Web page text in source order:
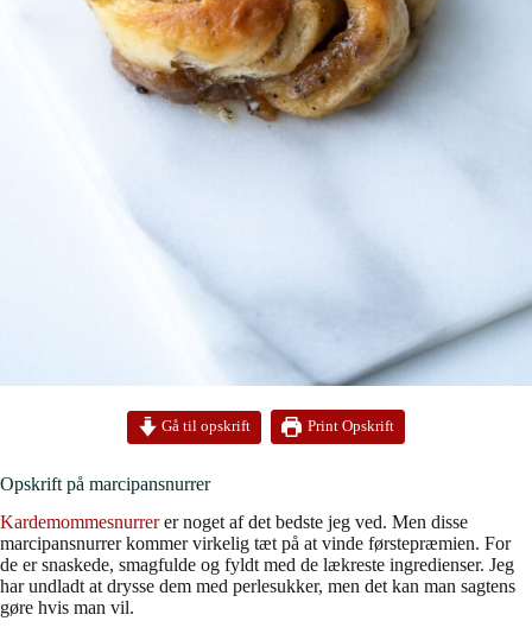
Gå til opskrift Print Opskrift
Opskrift på marcipansnurrer
Kardemommesnurrerer noget af det bedste jeg ved. Men disse
marcipansnurrer kommer virkelig tæt på at vinde førstepræmien. For
de er snaskede, smagfulde og fyldt med de lækreste ingredienser. Jeg
har undladt at drysse dem med perlesukker, men det kan man sagtens
gøre hvis man vil.